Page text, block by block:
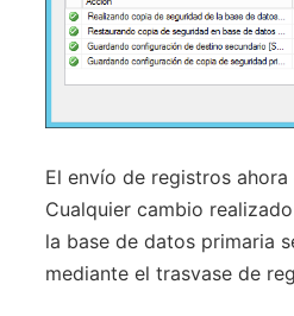
El envío de registros
Cualquier cambio
la base de datos primaria
mediante el trasvase de